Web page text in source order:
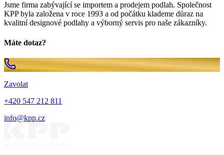
Jsme firma zabývající se importem a prodejem podlah. Společnost
KPP byla založena v roce 1993 a od počátku klademe důraz na
kvalitní designové podlahy a výborný servis pro naše zákazníky.
Máte dotaz?
Zavolat
+420 547 212 811
info@kpp.cz